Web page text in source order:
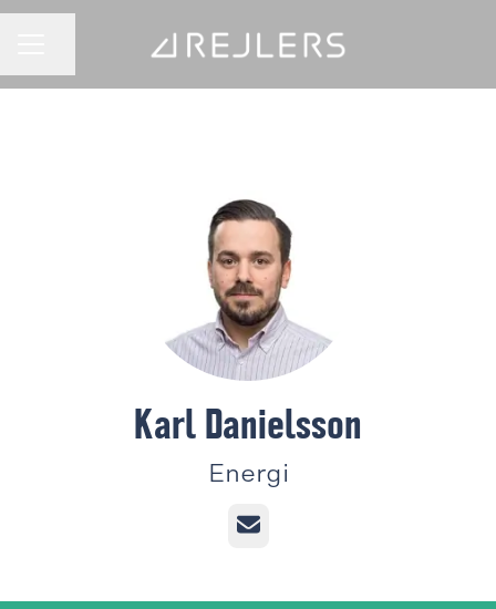
KARRIÄRMENY
Karl Danielsson
Energi
E-post